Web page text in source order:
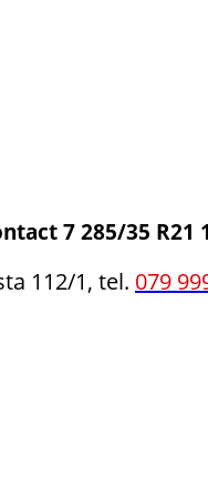
7 285/35 R21
112/1, tel. 079